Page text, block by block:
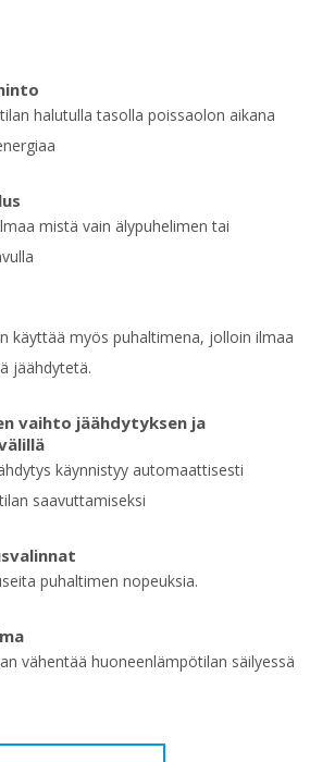
halutulla tasolla poissaolon aikana
mistä vain älypuhelimen tai
käyttää myös puhaltimena, jolloin ilmaa
jäähdytetä.
vaihto jäähdytyksen ja
käynnistyy automaattisesti
saavuttamiseksi
puhaltimen nopeuksia.
vähentää huoneenlämpötilan säilyessä